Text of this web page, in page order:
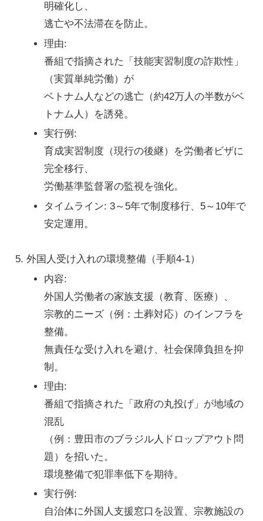
明確化し、
逃亡や不法滞在を防止。
理由:
番組で指摘された「技能実習制度の詐欺性」
（実質単純労働）が
ベトナム人などの逃亡（約42万人の半数がベ
トナム人）を誘発。
実行例 :
育成実習制度（現行の後継）を労働者ビザに
完全移行、
労働基準監督署の監視を強化。
タイムライン: 3～5年で制度移行、5～10年で
安定運用。
外国人受け入れの環境整備 （手順4-1）
内容:
外国人労働者の家族支援（教育、医療）、
宗教的ニーズ（例：土葬対応）のインフラを
整備。
無責任な受け入れを避け、社会保障負担を抑
制。
理由:
番組で指摘された「政府の丸投げ」が地域の
混乱
（例：豊田市のブラジル人ドロップアウト問
題）を招いた。
環境整備で犯罪率低下を期待。
実行例 :
自治体に外国人支援窓口を設置、宗教施設の